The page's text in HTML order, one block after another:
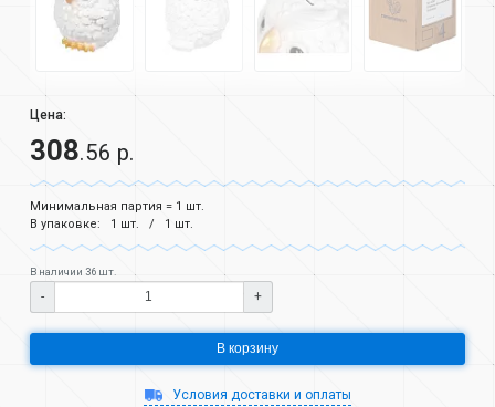
Цена:
308.56 р.
Минимальная партия = 1 шт.
В упаковке:
1 шт. 1 шт.
В наличии 36 шт.
- +
В корзину
Условия доставки и оплаты